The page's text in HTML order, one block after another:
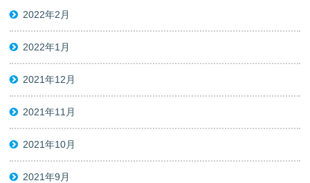
2022年2月
2022年1月
2021年12月
2021年11月
2021年10月
2021年9月